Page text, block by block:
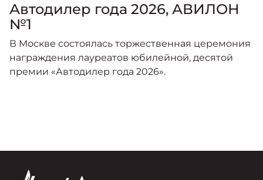
Автодилер года 2026, АВИЛОН
№1
В Москве состоялась торжественная церемония
награждения лауреатов юбилейной, десятой
премии «Автодилер года 2026».